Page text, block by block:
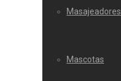
Masajeadores
Mascotas